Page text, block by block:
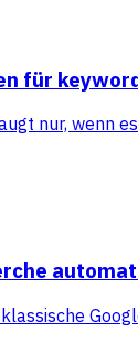
für
nur, wenn